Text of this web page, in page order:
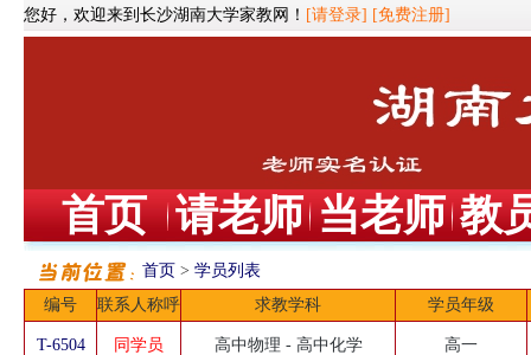
您好，欢迎来到长沙湖南大学家教网！ [请登录] [免费注册]
首页 请老师 当老师 教
首页 > 学员列表
编号
联系人称呼 求教学科 学员年级
T-6504 同学员 高中物理 - 高中化学 高一